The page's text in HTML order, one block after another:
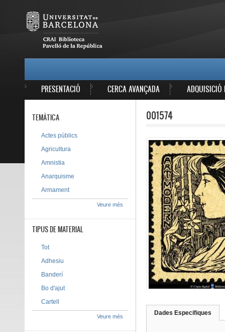
PRESENTACIÓ CERCA AVANÇADA ADQUISICIÓ
001574
Dades Especifiques
TEMÀTICA
Actes públics
Agricultura
Amnistia
Anarquisme
Armament
Veure més
TIPUS DE MATERIAL
Tot
Adhesiu
Banderí
Bo d'ajut
Cartell
Veure més